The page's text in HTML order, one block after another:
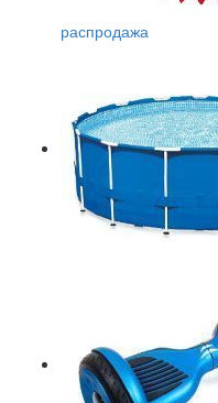
распродажа